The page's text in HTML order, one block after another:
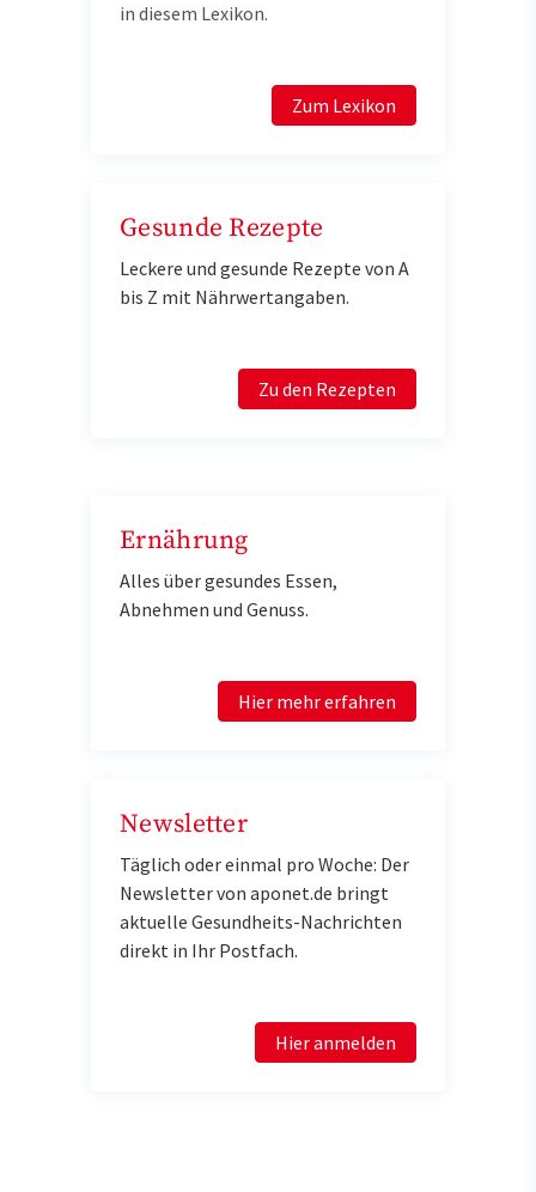
in diesem Lexikon.
Zum Lexikon
Gesunde Rezepte
Leckere und gesunde Rezepte von A
bis Z mit Nährwertangaben.
Zu den Rezepten
Ernährung
Alles über gesundes Essen,
Abnehmen und Genuss.
Hier mehr erfahren
Newsletter
Täglich oder einmal pro Woche: Der
Newsletter von aponet.de bringt
aktuelle Gesundheits-Nachrichten
direkt in Ihr Postfach.
Hier anmelden